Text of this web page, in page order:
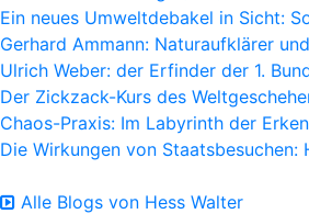
Ein neues Umweltdebakel in Sicht:
Gerhard Ammann: Naturaufklärer
Ulrich Weber: der Erfinder der 1.
Der Zickzack-Kurs des
Chaos-Praxis: Im Labyrinth der
Die Wirkungen von Staatsbesuchen:
Alle Blogs von Hess Walter